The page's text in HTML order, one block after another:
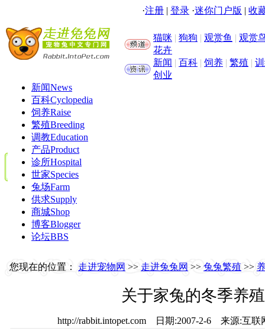
·注册 | 登录 ·迷你门户版 | 收
猫咪 | 狗狗 | 观赏鱼 | 观赏
花卉
新闻 | 百科 | 饲养 | 繁殖 |
创业
新闻News
百科Cyclopedia
饲养Raise
繁殖Breeding
调教Education
产品Product
诊所Hospital
世家Species
兔场Farm
供求Supply
商城Shop
博客Blogger
论坛BBS
您现在的位置： 走进宠物网 >> 走进兔兔网 >> 兔兔繁殖 >>
关于家兔的冬季养
http://rabbit.intopet.com 日期:2007-2-6 来源:互